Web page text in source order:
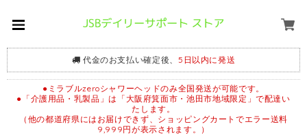
代金のお支払い確定後、 5日以内に発送
●ミラブルzeroシャワーヘッドのみ全国発送が可能です。
●「介護用品・乳製品」は「大阪府箕面市・池田市地域限定」で配達い
たします。
（他の都道府県にはお届けできず、ショッピングカートでエラー送料
9,999円が表示されます。）